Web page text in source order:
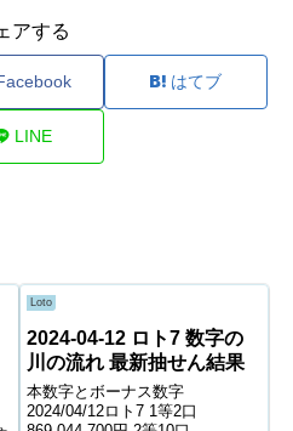
アする
はてブ
LINE
Loto
2024-04-12 ロト7 数字の
川の流れ 最新抽せん結果
本数字とボーナス数字
2024/04/12ロト7 1等2口